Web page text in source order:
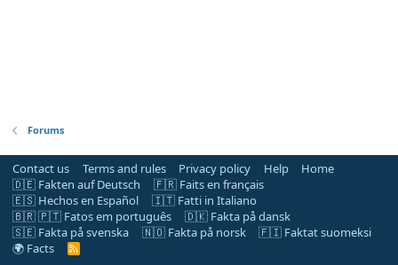
Forums
Contact us Terms and rules Privacy policy Help
Home
🇩🇪 Fakten auf Deutsch
🇫🇷 Faits en français
🇪🇸 Hechos en Español
🇮🇹 Fatti in Italiano
🇧🇷 🇵🇹 Fatos em português
🇩🇰 Fakta på dansk
🇸🇪 Fakta på svenska
🇳🇴 Fakta på norsk
🇫🇮 Faktat suomeksi
🌍 Facts
R